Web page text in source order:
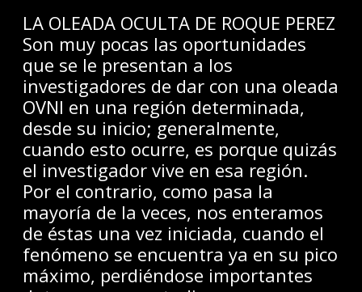
LA OLEADA OCULTA DE ROQUE PEREZ
Son muy pocas las oportunidades
que se le presentan a los
investigadores de dar con una oleada
OVNI en una región determinada,
desde su inicio; generalmente,
cuando esto ocurre, es porque quizás
el investigador vive en esa región.
Por el contrario, como pasa la
mayoría de la veces, nos enteramos
de éstas una vez iniciada, cuando el
fenómeno se encuentra ya en su pico
máximo, perdiéndose importantes